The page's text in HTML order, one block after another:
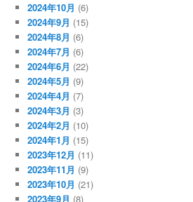
2024年10月 (6)
2024年9月 (15)
2024年8月 (6)
2024年7月 (6)
2024年6月 (22)
2024年5月 (9)
2024年4月 (7)
2024年3月 (3)
2024年2月 (10)
2024年1月 (15)
2023年12月 (11)
2023年11月 (9)
2023年10月 (21)
2023年9月 (8)